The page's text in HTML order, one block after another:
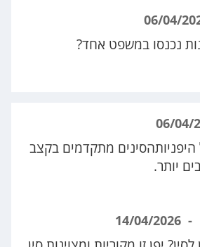
נכנסו במשפט אחד?
מתקדמים בקצב
יותר.